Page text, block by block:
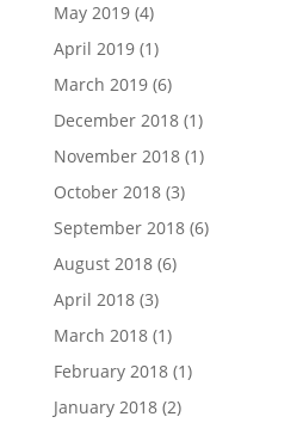
May 2019(4)
April 2019(1)
March 2019(6)
December 2018(1)
November 2018(1)
October 2018(3)
September 2018(6)
August 2018(6)
April 2018(3)
March 2018(1)
February 2018(1)
January 2018(2)